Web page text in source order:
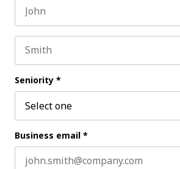
Seniority *
Business email *